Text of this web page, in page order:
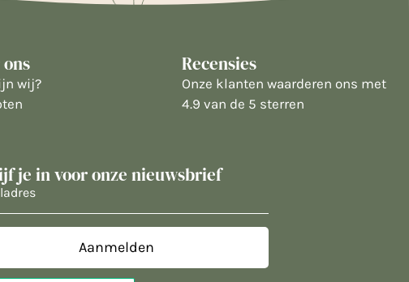
wij?
Recensies
Onze klanten waarderen ons met
4.9 van de 5 sterren
je in voor onze nieuwsbrief